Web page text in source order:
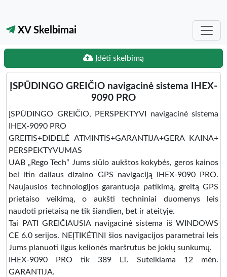
XV Skelbimai
Įdėti skelbimą
ĮSPŪDINGO GREIČIO navigacinė sistema IHEX-
9090 PRO
ĮSPŪDINGO GREIČIO, PERSPEKTYVI navigacinė sistema
IHEX-9090 PRO
GREITIS+DIDELĖ ATMINTIS+GARANTIJA+GERA KAINA+
PERSPEKTYVUMAS
UAB „Rego Tech“ Jums siūlo aukštos kokybės, geros kainos
bei itin dailaus dizaino GPS navigaciją IHEX-9090 PRO.
Naujausios technologijos garantuoja patikimą, greitą GPS
prietaiso veikimą, o aukšti techniniai duomenys leis
naudoti prietaisą ne tik šiandien, bet ir ateityje.
Tai PATI GREIČIAUSIA navigacinė sistema iš WINDOWS
CE 6.0 serijos. NEĮTIKĖTINI šios navigacijos parametrai leis
Jums planuoti ilgus kelionės maršrutus be jokių sunkumų.
IHEX-9090 PRO tik 389 LT. Suteikiama 12 mėn.
GARANTIJA.